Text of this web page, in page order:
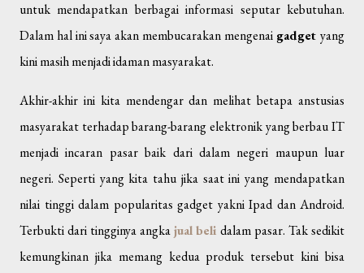
untuk mendapatkan berbagai informasi seputar kebutuhan.
Dalam hal ini saya akan membucarakan mengenaigadget yang
kini masih menjadi idaman masyarakat.
Akhir-akhir ini kita mendengar dan melihat betapa anstusias
masyarakat terhadap barang-barang elektronik yang berbau IT
menjadi incaran pasar baik dari dalam negeri maupun luar
negeri. Seperti yang kita tahu jika saat ini yang mendapatkan
nilai tinggi dalam popularitas gadget yakni Ipad dan Android.
Terbukti dari tingginya angka jual beli dalam pasar. Tak sedikit
kemungkinan jika memang kedua produk tersebut kini bisa